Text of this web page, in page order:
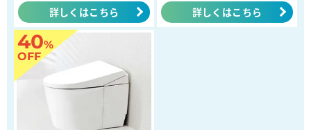
詳しくはこちら 詳しくはこちら
40%
OFF